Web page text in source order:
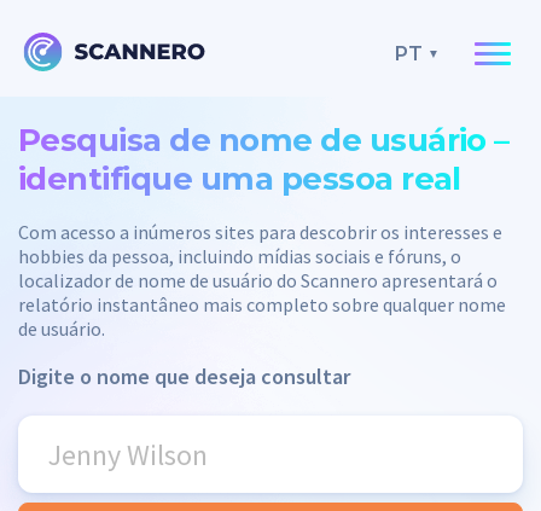
PT
Pesquisa de nome de usuário –
identifique uma pessoa real
Com acesso a inúmeros sites para descobrir os interesses e
hobbies da pessoa, incluindo mídias sociais e fóruns, o
localizador de nome de usuário do Scannero apresentará o
relatório instantâneo mais completo sobre qualquer nome
de usuário.
Digite o nome que deseja consultar